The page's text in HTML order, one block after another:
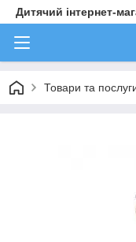
Дитячий інтернет-
Товари та